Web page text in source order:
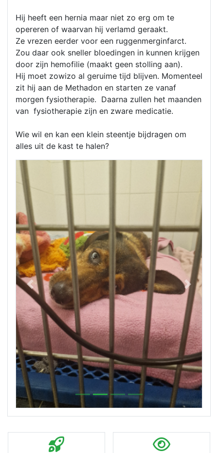
Previous Next
Hij heeft een hernia maar niet zo erg om te
opereren of waarvan hij verlamd geraakt.
Ze vrezen eerder voor een ruggenmerginfarct.
Zou daar ook sneller bloedingen in kunnen krijgen
door zijn hemofilie (maakt geen stolling aan).
Hij moet zowizo al geruime tijd blijven. Momenteel
zit hij aan de Methadon en starten ze vanaf
morgen fysiotherapie. Daarna zullen het maanden
van fysiotherapie zijn en zware medicatie.
Wie wil en kan een klein steentje bijdragen om
alles uit de kast te halen?